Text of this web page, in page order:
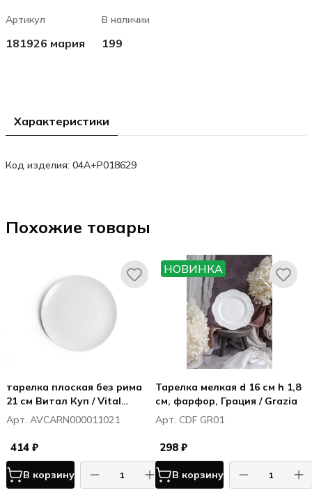
Артикул
181926 мария
В наличии
199
Характеристики
Код изделия: 04A+P018629
Похожие товары
тарелка плоская без рима
21 см Витал Куп / Vital
Coupe
Арт. AVCARN000011021
414 ₽
В корзину
НОВИНКА
Тарелка мелкая d 16 см h 1,8
см, фарфор, Грация / Grazia
Арт. CDF GR01
298 ₽
В корзину